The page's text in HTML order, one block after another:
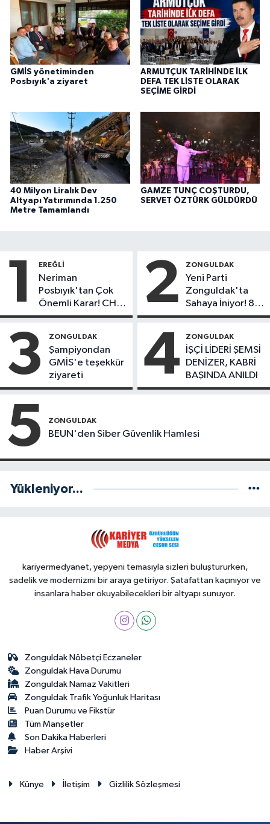
GMİS yönetiminden
Posbıyık'a ziyaret
ARMUTÇUK TARİHİNDE İLK
DEFA TEK LİSTE OLARAK
SEÇİME GİRDİ
40 Milyon Liralık Dev
Altyapı Yatırımında 1.250
Metre Tamamlandı
GAMZE TUNÇ COŞTURDU,
SERVET ÖZTÜRK GÜLDÜRDÜ
1 EREĞLI
Neriman
Posbıyık'tan Çok
Önemli Karar! CHP
mi Yeni Parti mi?
2 ZONGULDAK
Yeni Parti
Zonguldak'ta
Sahaya İniyor! 8
İlçede Kurucu
Başladı
3 ZONGULDAK
Şampiyondan
GMİS'e teşekkür
ziyareti
4 ZONGULDAK
İŞÇİ LİDERİ ŞEMSİ
DENİZER, KABRİ
BAŞINDA ANILDI
5 ZONGULDAK
BEUN'den Siber Güvenlik Hamlesi
Yükleniyor...
kariyermedyanet, yepyeni temasıyla sizleri buluştururken,
sadelik ve modernizmi bir araya getiriyor. Şatafattan kaçınıyor ve
insanlara haber okuyabilecekleri bir altyapı sunuyor.
Zonguldak Nöbetçi Eczaneler
Zonguldak Hava Durumu
Zonguldak Namaz Vakitleri
Zonguldak Trafik Yoğunluk Haritası
Puan Durumu ve Fikstür
Tüm Manşetler
Son Dakika Haberleri
Haber Arşivi
Künye İletişim Gizlilik Sözleşmesi